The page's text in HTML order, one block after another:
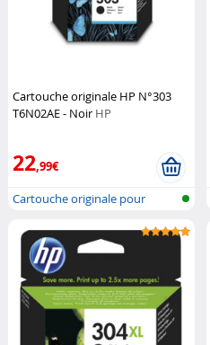
Cartouche originale HP N°303
T6N02AE - Noir HP
22,99€
Cartouche originale pour